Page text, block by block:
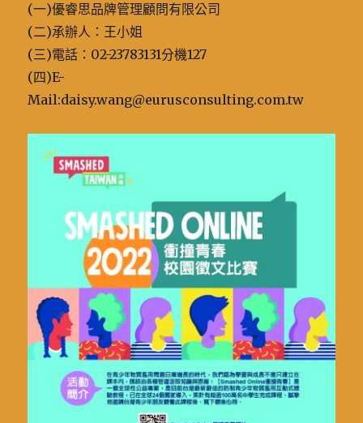
(一)優睿思品牌管理顧問有限公司
(二)承辦人：王小姐
(三)電話：02-23783131分機127
(四)E-
Mail:daisy.wang@eurusconsulting.com.tw